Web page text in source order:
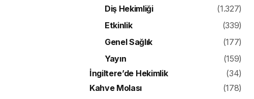
Diş Hekimliği
(1.327)
Etkinlik
(339)
Genel Sağlık
(177)
Yayın
(159)
İngiltere’de Hekimlik
(34)
Kahve Molası
(178)